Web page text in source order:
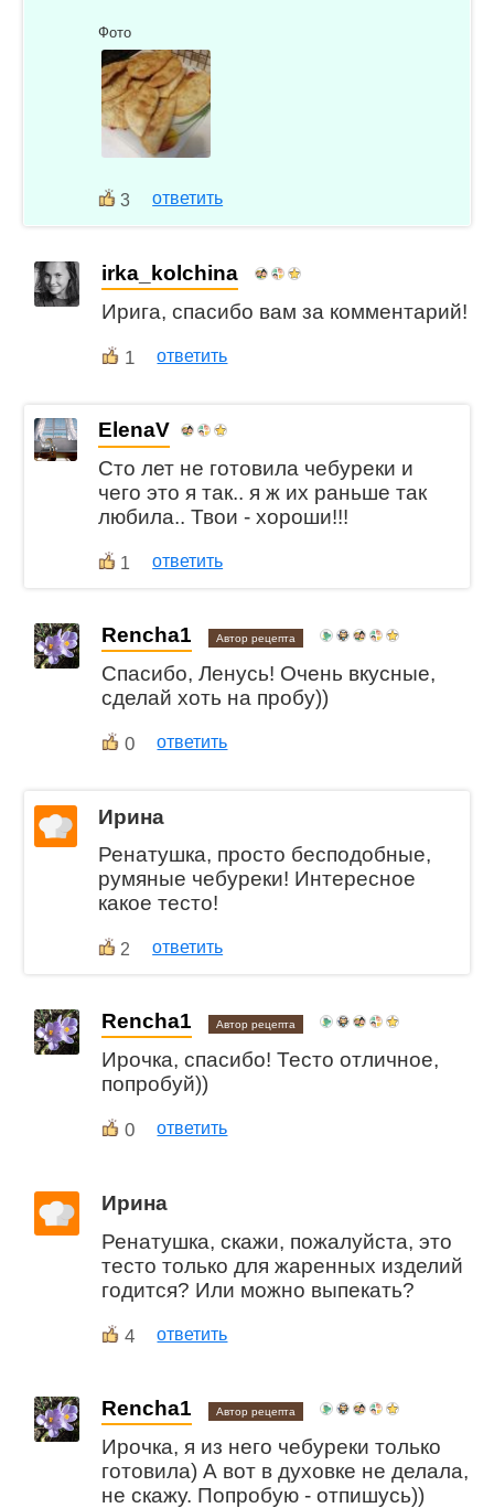
Фото
3 ответить
irka_kolchina
Ирига, спасибо вам за комментарий!
1 ответить
ElenaV
Сто лет не готовила чебуреки и
чего это я так.. я ж их раньше так
любила.. Твои - хороши!!!
1 ответить
Rencha1 Автор рецепта
Спасибо, Ленусь! Очень вкусные,
сделай хоть на пробу))
0 ответить
Ирина
Ренатушка, просто бесподобные,
румяные чебуреки! Интересное
какое тесто!
2 ответить
Rencha1 Автор рецепта
Ирочка, спасибо! Тесто отличное,
попробуй))
0 ответить
Ирина
Ренатушка, скажи, пожалуйста, это
тесто только для жаренных изделий
годится? Или можно выпекать?
4 ответить
Rencha1 Автор рецепта
Ирочка, я из него чебуреки только
готовила) А вот в духовке не делала,
не скажу. Попробую - отпишусь))